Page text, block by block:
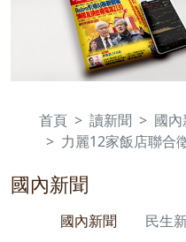
首頁 讀新聞
國
力麗12家飯店聯合
國內新聞
國內新聞 民生